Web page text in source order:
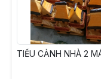
TIỂU CẢNH NHÀ 2